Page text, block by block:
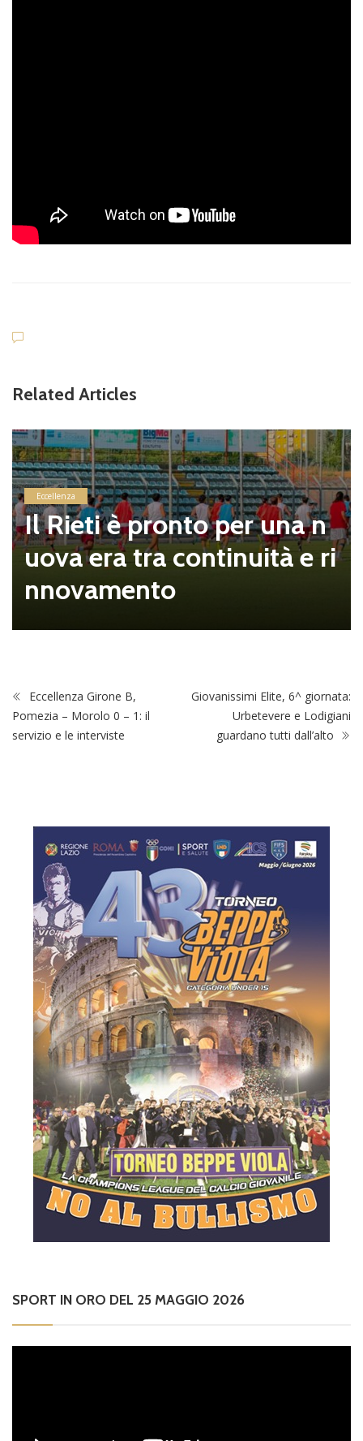
Related Articles
Eccellenza
Il Rieti è pronto per una n
uova era tra continuità e ri
nnovamento
Eccellenza Girone B,
Pomezia – Morolo 0 – 1: il
servizio e le interviste
Giovanissimi Elite, 6^ giornata:
Urbetevere e Lodigiani
guardano tutti dall’alto
SPORT IN ORO DEL 25 MAGGIO 2026